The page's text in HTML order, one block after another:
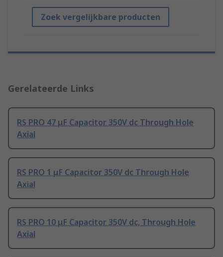
Zoek vergelijkbare producten
Gerelateerde Links
RS PRO 47 μF Capacitor 350V dc Through Hole
Axial
RS PRO 1 μF Capacitor 350V dc Through Hole
Axial
RS PRO 10 μF Capacitor 350V dc, Through Hole
Axial